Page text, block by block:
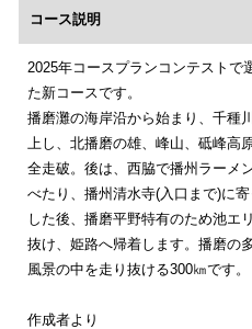
コース説明
2025年コースプランコンテストで
た新コースです。
播磨灘の海岸沿から始まり、千種
上し、北播磨の雄、峰山、砥峰高
全走破。後は、西脇で播州ラーメ
べたり、播州清水寺(入口まで)に寄
した後、播磨平野特有のため池エ
抜け、姫路へ帰着します。播磨の
風景の中を走り抜ける300㎞です。
作成者より